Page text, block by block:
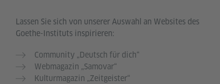
Lassen Sie sich von unserer Auswahl an Websites des
Goethe-Instituts inspirieren:
Community „Deutsch für dich“
Webmagazin „Samovar“
Kulturmagazin „Zeitgeister“